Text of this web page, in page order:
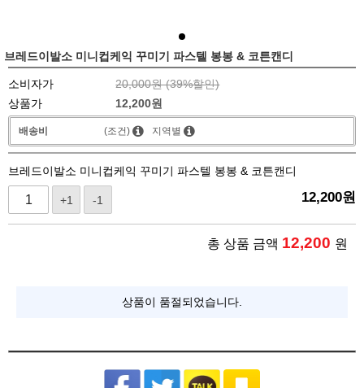
브레드이발소 미니컵케익 꾸미기 파스텔 봉봉 & 코튼캔디
소비자가 20,000원 (39%할인)
상품가
12,200원
배송비 (조건) 지역별
브레드이발소 미니컵케익 꾸미기 파스텔 봉봉 & 코튼캔디
+1 -1 12,200원
총 상품 금액 12,200 원
상품이 품절되었습니다.